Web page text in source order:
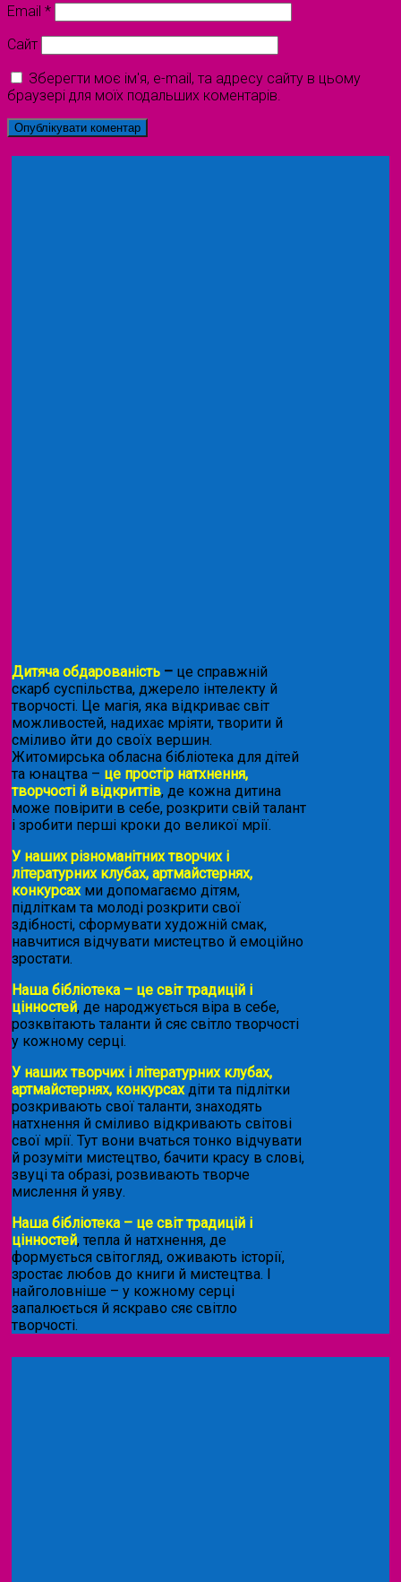
Email *
Сайт
Зберегти моє ім'я, e-mail, та адресу сайту в цьому
браузері для моїх подальших коментарів.
Дитяча обдарованість – це справжній
скарб суспільства, джерело інтелекту й
творчості. Це магія, яка відкриває світ
можливостей, надихає мріяти, творити й
сміливо йти до своїх вершин.
Житомирська обласна бібліотека для дітей
та юнацтва – це простір натхнення,
творчості й відкриттів, де кожна дитина
може повірити в себе, розкрити свій талант
і зробити перші кроки до великої мрії.
У наших різноманітних творчих і
літературних клубах, артмайстернях,
конкурсахми допомагаємо дітям,
підліткам та молоді розкрити свої
здібності, сформувати художній смак,
навчитися відчувати мистецтво й емоційно
зростати.
Наша бібліотека – це світ традицій і
цінностей, де народжується віра в себе,
розквітають таланти й сяє світло творчості
у кожному серці.
У наших творчих і літературних клубах,
артмайстернях, конкурсахдіти та підлітки
розкривають свої таланти, знаходять
натхнення й сміливо відкривають світові
свої мрії. Тут вони вчаться тонко відчувати
й розуміти мистецтво, бачити красу в слові,
звуці та образі, розвивають творче
мислення й уяву.
Наша бібліотека – це світ традицій і
цінностей, тепла й натхнення, де
формується світогляд, оживають історії,
зростає любов до книги й мистецтва. І
найголовніше – у кожному серці
запалюється й яскраво сяє світло
творчості.